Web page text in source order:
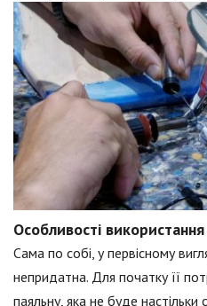
Особливості
Сама по собі, у первісному
непридатна. Для початку її
паяльну, яка не буде